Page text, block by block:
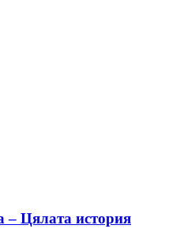
Цялата история